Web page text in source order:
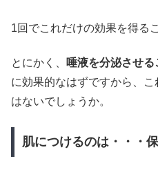
1回でこれだけの効果を得る
とにかく、 唾液を分泌させる
に効果的なはずですから、
はないでしょうか。
肌につけるのは・・・